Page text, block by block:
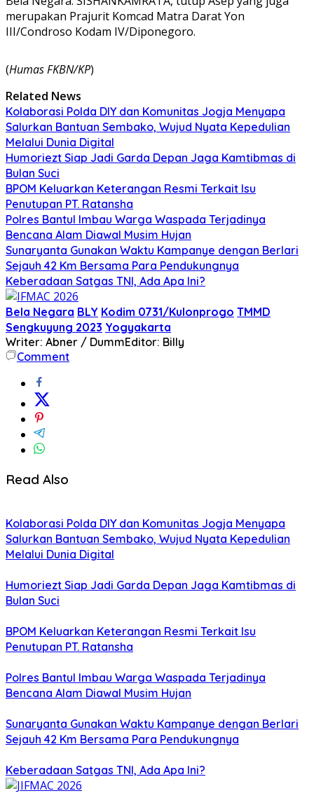
merupakan Prajurit Komcad Matra Darat Yon
III/Condroso Kodam IV/Diponegoro.
(Humas FKBN/KP)
Related News
Kolaborasi Polda DIY dan Komunitas Jogja Menyapa
Salurkan Bantuan Sembako, Wujud Nyata Kepedulian
Melalui Dunia Digital
Humoriezt Siap Jadi Garda Depan Jaga Kamtibmas di
Bulan Suci
BPOM Keluarkan Keterangan Resmi Terkait Isu
Penutupan PT. Ratansha
Polres Bantul Imbau Warga Waspada Terjadinya
Bencana Alam Diawal Musim Hujan
Sunaryanta Gunakan Waktu Kampanye dengan Berlari
Sejauh 42 Km Bersama Para Pendukungnya
Keberadaan Satgas TNI, Ada Apa Ini?
Bela Negara BLY Kodim 0731/Kulonprogo TMMD
Sengkuyung 2023 Yogyakarta
Writer: Abner / DummEditor: Billy
Comment
Read Also
Kolaborasi Polda DIY dan Komunitas Jogja Menyapa
Salurkan Bantuan Sembako, Wujud Nyata Kepedulian
Melalui Dunia Digital
Humoriezt Siap Jadi Garda Depan Jaga Kamtibmas di
Bulan Suci
BPOM Keluarkan Keterangan Resmi Terkait Isu
Penutupan PT. Ratansha
Polres Bantul Imbau Warga Waspada Terjadinya
Bencana Alam Diawal Musim Hujan
Sunaryanta Gunakan Waktu Kampanye dengan Berlari
Sejauh 42 Km Bersama Para Pendukungnya
Keberadaan Satgas TNI, Ada Apa Ini?